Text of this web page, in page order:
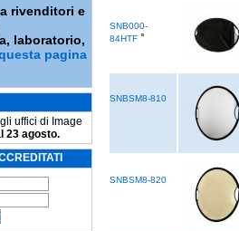
rivenditori e
laboratorio,
pagina
uffici di Image
23 agosto.
SNB000-
84HTF °
SNBSM8-810
SNBSM8-820